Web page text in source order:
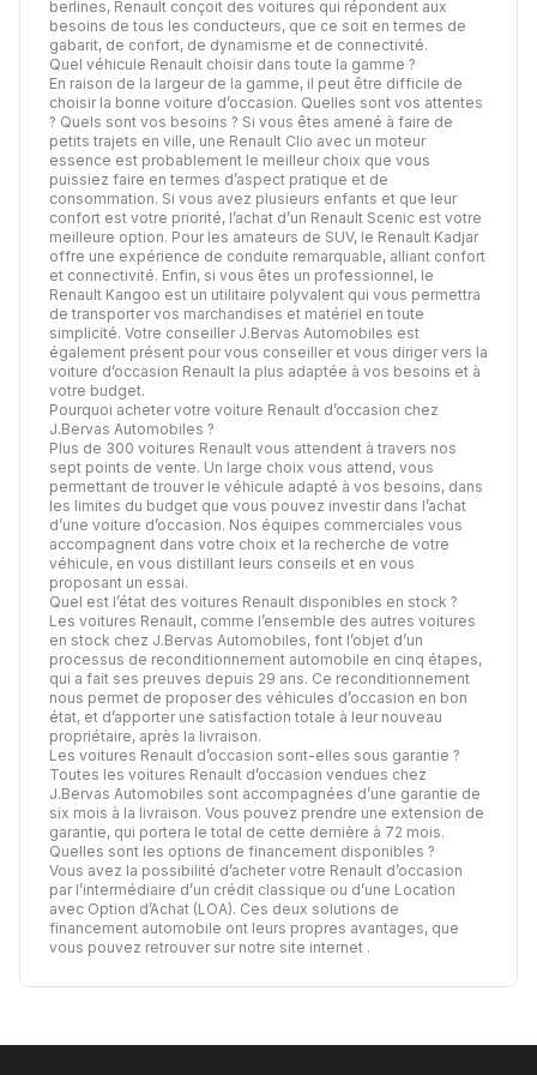
berlines, Renault conçoit des voitures qui répondent aux
besoins de tous les conducteurs, que ce soit en termes de
gabarit, de confort, de dynamisme et de connectivité.
Quel véhicule Renault choisir dans toute la gamme ?
En raison de la largeur de la gamme, il peut être difficile de
choisir la bonne voiture d’occasion. Quelles sont vos attentes
? Quels sont vos besoins ? Si vous êtes amené à faire de
petits trajets en ville, une Renault Clio avec un moteur
essence est probablement le meilleur choix que vous
puissiez faire en termes d’aspect pratique et de
consommation. Si vous avez plusieurs enfants et que leur
confort est votre priorité, l’achat d’un Renault Scenic est votre
meilleure option. Pour les amateurs de SUV, le Renault Kadjar
offre une expérience de conduite remarquable, alliant confort
et connectivité. Enfin, si vous êtes un professionnel, le
Renault Kangoo est un utilitaire polyvalent qui vous permettra
de transporter vos marchandises et matériel en toute
simplicité. Votre conseiller J.Bervas Automobiles est
également présent pour vous conseiller et vous diriger vers la
voiture d’occasion Renault la plus adaptée à vos besoins et à
votre budget.
Pourquoi acheter votre voiture Renault d’occasion chez
J.Bervas Automobiles ?
Plus de 300 voitures Renault vous attendent à travers nos
sept points de vente. Un large choix vous attend, vous
permettant de trouver le véhicule adapté à vos besoins, dans
les limites du budget que vous pouvez investir dans l’achat
d’une voiture d’occasion. Nos équipes commerciales vous
accompagnent dans votre choix et la recherche de votre
véhicule, en vous distillant leurs conseils et en vous
proposant un essai.
Quel est l’état des voitures Renault disponibles en stock ?
Les voitures Renault, comme l’ensemble des autres voitures
en stock chez J.Bervas Automobiles, font l’objet d’un
processus de reconditionnement automobile en cinq étapes,
qui a fait ses preuves depuis 29 ans. Ce reconditionnement
nous permet de proposer des véhicules d’occasion en bon
état, et d’apporter une satisfaction totale à leur nouveau
propriétaire, après la livraison.
Les voitures Renault d’occasion sont-elles sous garantie ?
Toutes les voitures Renault d’occasion vendues chez
J.Bervas Automobiles sont accompagnées d’une garantie de
six mois à la livraison. Vous pouvez prendre une extension de
garantie, qui portera le total de cette dernière à 72 mois.
Quelles sont les options de financement disponibles ?
Vous avez la possibilité d’acheter votre Renault d’occasion
par l’intermédiaire d’un crédit classique ou d’une Location
avec Option d’Achat (LOA). Ces deux solutions de
financement automobile ont leurs propres avantages, que
vous pouvez retrouver sur notre site internet .